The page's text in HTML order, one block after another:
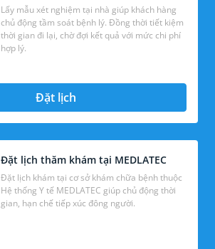
Lấy mẫu xét nghiệm tại nhà giúp khách hàng
chủ động tầm soát bệnh lý. Đồng thời tiết kiệm
thời gian đi lại, chờ đợi kết quả với mức chi phí
hợp lý.
Đặt lịch
Đặt lịch thăm khám tại MEDLATEC
Đặt lịch khám tại cơ sở khám chữa bệnh thuộc
Hệ thống Y tế MEDLATEC giúp chủ động thời
gian, hạn chế tiếp xúc đông người.